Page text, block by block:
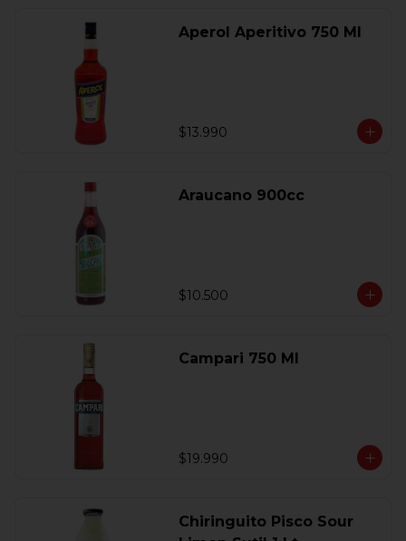
Aperol Aperitivo 750 Ml
$13.990
Araucano 900cc
$10.500
Campari 750 Ml
$19.990
Chiringuito Pisco Sour